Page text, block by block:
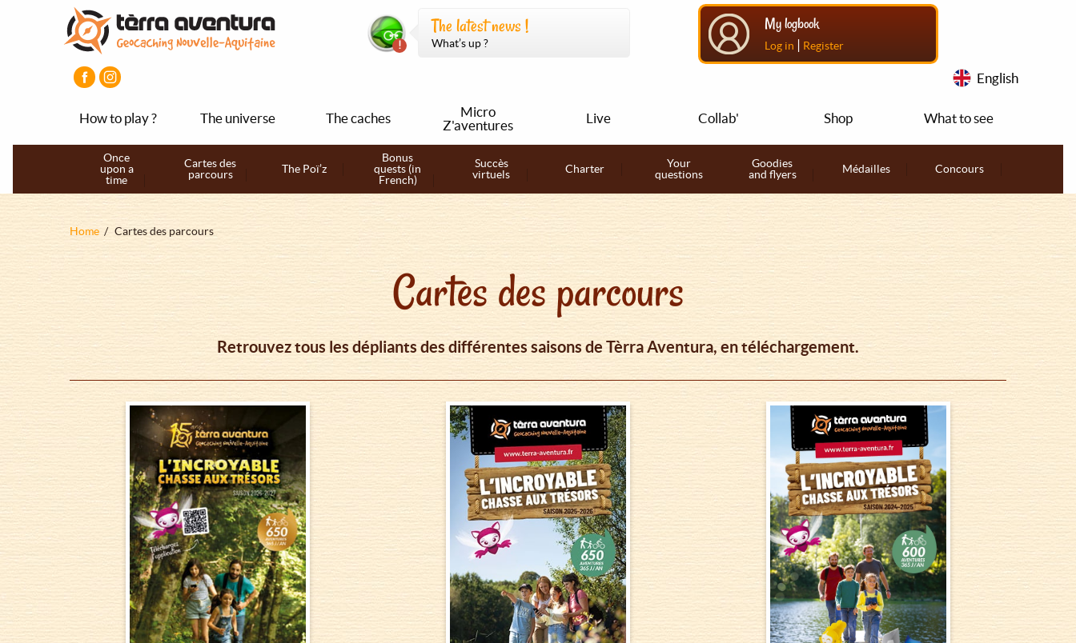
The latest news !
What’s up ?
My logbook
Log in | Register
English
How to play ? The universe The caches
Micro
Z'aventures
Live Collab' Shop What to see
Navigation
principale
Once
upon a
time
Cartes des
parcours
The Poï’z
Bonus
quests (in
French)
Succès
virtuels
Charter
Your
questions
Goodies
and flyers
Médailles Concours
Fil
Home Cartes des parcours
Cartes des parcours
Retrouvez tous les dépliants des différentes saisons de Tèrra Aventura, en téléchargement.